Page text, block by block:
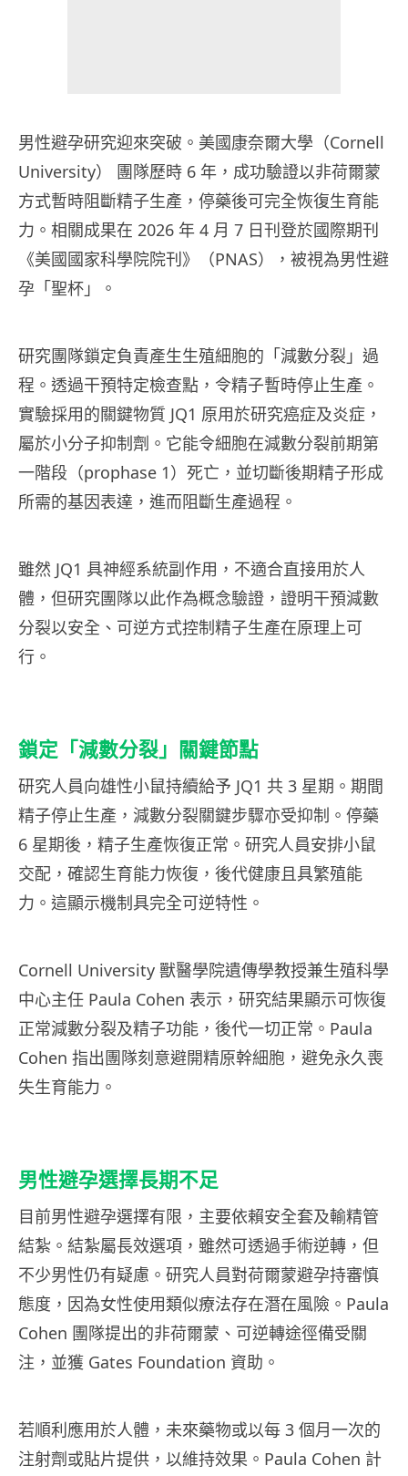
男性避孕研究迎來突破。美國康奈爾大學（Cornell
University） 團隊歷時 6 年，成功驗證以非荷爾蒙
方式暫時阻斷精子生產，停藥後可完全恢復生育能
力。相關成果在 2026 年 4 月 7 日刊登於國際期刊
《美國國家科學院院刊》（PNAS），被視為男性避
孕「聖杯」。
研究團隊鎖定負責產生生殖細胞的「減數分裂」過
程。透過干預特定檢查點，令精子暫時停止生產。
實驗採用的關鍵物質 JQ1 原用於研究癌症及炎症，
屬於小分子抑制劑。它能令細胞在減數分裂前期第
一階段（prophase 1）死亡，並切斷後期精子形成
所需的基因表達，進而阻斷生產過程。
雖然 JQ1 具神經系統副作用，不適合直接用於人
體，但研究團隊以此作為概念驗證，證明干預減數
分裂以安全、可逆方式控制精子生產在原理上可
行。
鎖定「減數分裂」關鍵節點
研究人員向雄性小鼠持續給予 JQ1 共 3 星期。期間
精子停止生產，減數分裂關鍵步驟亦受抑制。停藥
6 星期後，精子生產恢復正常。研究人員安排小鼠
交配，確認生育能力恢復，後代健康且具繁殖能
力。這顯示機制具完全可逆特性。
Cornell University 獸醫學院遺傳學教授兼生殖科學
中心主任 Paula Cohen 表示，研究結果顯示可恢復
正常減數分裂及精子功能，後代一切正常。Paula
Cohen 指出團隊刻意避開精原幹細胞，避免永久喪
失生育能力。
男性避孕選擇長期不足
目前男性避孕選擇有限，主要依賴安全套及輸精管
結紮。結紮屬長效選項，雖然可透過手術逆轉，但
不少男性仍有疑慮。研究人員對荷爾蒙避孕持審慎
態度，因為女性使用類似療法存在潛在風險。Paula
Cohen 團隊提出的非荷爾蒙、可逆轉途徑備受關
注，並獲 Gates Foundation 資助。
若順利應用於人體，未來藥物或以每 3 個月一次的
注射劑或貼片提供，以維持效果。Paula Cohen 計